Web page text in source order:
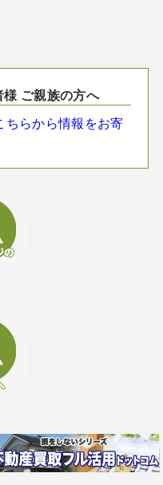
ご親族の方へ
ちらから情報をお寄